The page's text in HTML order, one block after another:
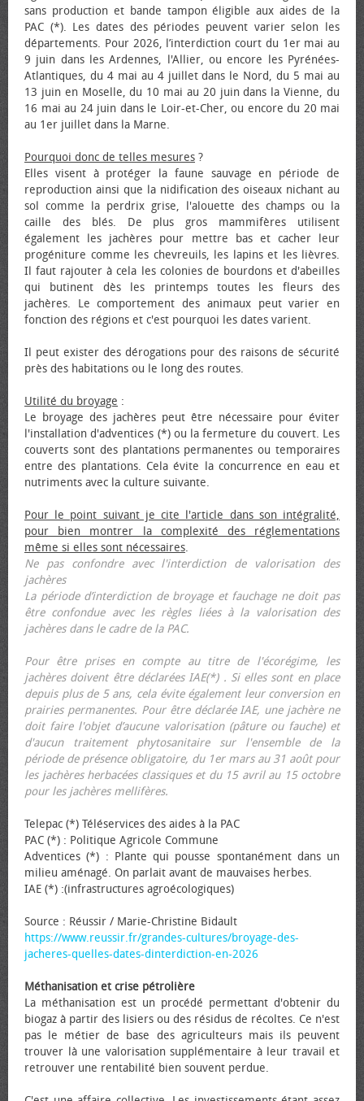
sans production et bande tampon éligible aux aides de la
PAC (*). Les dates des périodes peuvent varier selon les
départements. Pour 2026, l’interdiction court du 1er mai au
9 juin dans les Ardennes, l'Allier, ou encore les Pyrénées-
Atlantiques, du 4 mai au 4 juillet dans le Nord, du 5 mai au
13 juin en Moselle, du 10 mai au 20 juin dans la Vienne, du
16 mai au 24 juin dans le Loir-et-Cher, ou encore du 20 mai
au 1er juillet dans la Marne.
Pourquoi donc de telles mesures ?
Elles visent à protéger la faune sauvage en période de
reproduction ainsi que la nidification des oiseaux nichant au
sol comme la perdrix grise, l'alouette des champs ou la
caille des blés. De plus gros mammifères utilisent
également les jachères pour mettre bas et cacher leur
progéniture comme les chevreuils, les lapins et les lièvres.
Il faut rajouter à cela les colonies de bourdons et d'abeilles
qui butinent dès les printemps toutes les fleurs des
jachères. Le comportement des animaux peut varier en
fonction des régions et c'est pourquoi les dates varient.
Il peut exister des dérogations pour des raisons de sécurité
près des habitations ou le long des routes.
Utilité du broyage :
Le broyage des jachères peut être nécessaire pour éviter
l'installation d'adventices (*) ou la fermeture du couvert. Les
couverts sont des plantations permanentes ou temporaires
entre des plantations. Cela évite la concurrence en eau et
nutriments avec la culture suivante.
Pour le point suivant je cite l'article dans son intégralité,
pour bien montrer la complexité des réglementations
même si elles sont nécessaires.
Ne pas confondre avec l'interdiction de valorisation des
jachères
La période d’interdiction de broyage et fauchage ne doit pas
être confondue avec les règles liées à la valorisation des
jachères dans le cadre de la PAC.
Pour être prises en compte au titre de l'écorégime, les
jachères doivent être déclarées IAE(*) . Si elles sont en place
depuis plus de 5 ans, cela évite également leur conversion en
prairies permanentes. Pour être déclarée IAE, une jachère ne
doit faire l'objet d’aucune valorisation (pâture ou fauche) et
d'aucun traitement phytosanitaire sur l'ensemble de la
période de présence obligatoire, du 1er mars au 31 août pour
les jachères herbacées classiques et du 15 avril au 15 octobre
pour les jachères mellifères.
Telepac (*) Téléservices des aides à la PAC
PAC (*) : Politique Agricole Commune
Adventices (*) : Plante qui pousse spontanément dans un
milieu aménagé. On parlait avant de mauvaises herbes.
IAE (*) :(infrastructures agroécologiques)
Source : Réussir / Marie-Christine Bidault
https://www.reussir.fr/grandes-cultures/broyage-des-
jacheres-quelles-dates-dinterdiction-en-2026
Méthanisation et crise pétrolière
La méthanisation est un procédé permettant d'obtenir du
biogaz à partir des lisiers ou des résidus de récoltes. Ce n'est
pas le métier de base des agriculteurs mais ils peuvent
trouver là une valorisation supplémentaire à leur travail et
retrouver une rentabilité bien souvent perdue.